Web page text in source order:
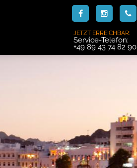
JETZT ERREICHBAR:
Service-Telefon:
+49 89 43 74 82 90